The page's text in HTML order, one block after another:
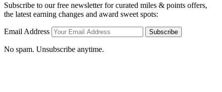
Subscribe to our free newsletter for curated miles & points offers,
the latest earning changes and award sweet spots:
Email Address Subscribe
No spam. Unsubscribe anytime.